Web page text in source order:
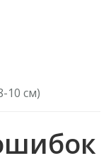
10 см)